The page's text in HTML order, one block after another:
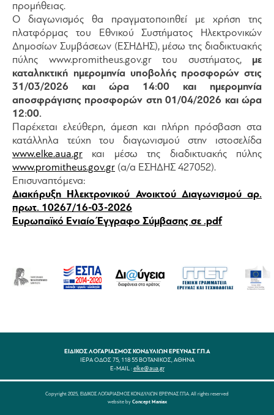
προμήθειας.
Ο διαγωνισμός θα πραγματοποιηθεί µε χρήση της
πλατφόρμας του Εθνικού Συστήματος Ηλεκτρονικών
Δημοσίων Συμβάσεων (ΕΣΗ∆ΗΣ), µέσω της διαδικτυακής
πύλης www.promitheus.gov.gr του συστήματος, µε
καταληκτική ημερομηνία υποβολής προσφορών στις
31/03/2026 και ώρα 14:00 και ημερομηνία
αποσφράγισης προσφορών στη 01/04/2026 και ώρα
12:00.
Παρέχεται ελεύθερη, άμεση και πλήρη πρόσβαση στα
κατάλληλα τεύχη του διαγωνισμού στην ιστοσελίδα
www.elke.aua.gr και µέσω της διαδικτυακής πύλης
www.promitheus.gov.gr (α/α ΕΣΗΔΗΣ 427052).
Επισυναπτόμενα:
Διακήρυξη Ηλεκτρονικού Ανοικτού Διαγωνισμού αρ.
πρωτ. 10267/16-03-2026
Ευρωπαϊκό Ενιαίο Έγγραφο Σύμβασης σε .pdf
ΕΙΔΙΚΟΣ ΛΟΓΑΡΙΑΣΜΟΣ ΚΟΝΔΥΛΙΩΝ ΕΡΕΥΝΑΣ Γ.Π.Α
ΙΕΡΑ ΟΔΟΣ 75, 118 55 ΒΟΤΑΝΙΚΟΣ, ΑΘΗΝΑ
E-MAIL :elke@aua.gr
Copyright 2025, ΕΙΔΙΚΟΣ ΛΟΓΑΡΙΑΣΜΟΣ ΚΟΝΔΥΛΙΩΝ ΕΡΕΥΝΑΣ Γ.Π.Α. All rights reserved
website by Concept Maniax